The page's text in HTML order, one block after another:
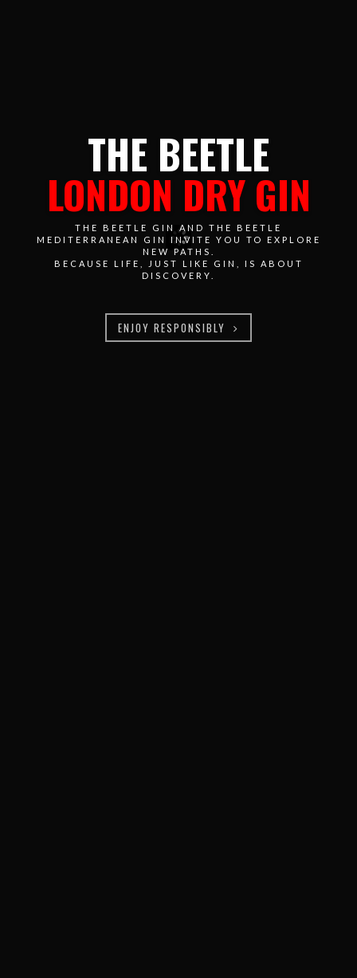
THE BEETLE
LONDON DRY GIN
THE BEETLE GIN AND THE BEETLE
MEDITERRANEAN GIN INVITE YOU TO EXPLORE
NEW PATHS.
BECAUSE LIFE, JUST LIKE GIN, IS ABOUT
DISCOVERY.
ENJOY RESPONSIBLY